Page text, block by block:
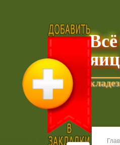
Добавить текущую страницу в